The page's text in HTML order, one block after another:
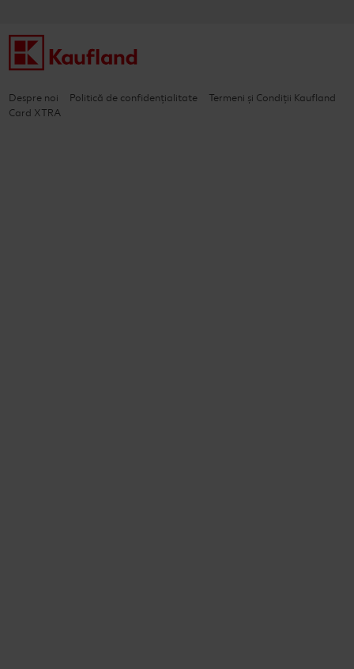
Despre noi Politică de confidențialitate
Termeni și Condiții Kaufland
Card XTRA